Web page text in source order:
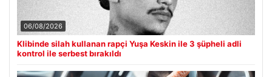
06/08/2026
Klibinde silah kullanan rapçi Yuşa Keskin ile 3 şüpheli adli
kontrol ile serbest bırakıldı